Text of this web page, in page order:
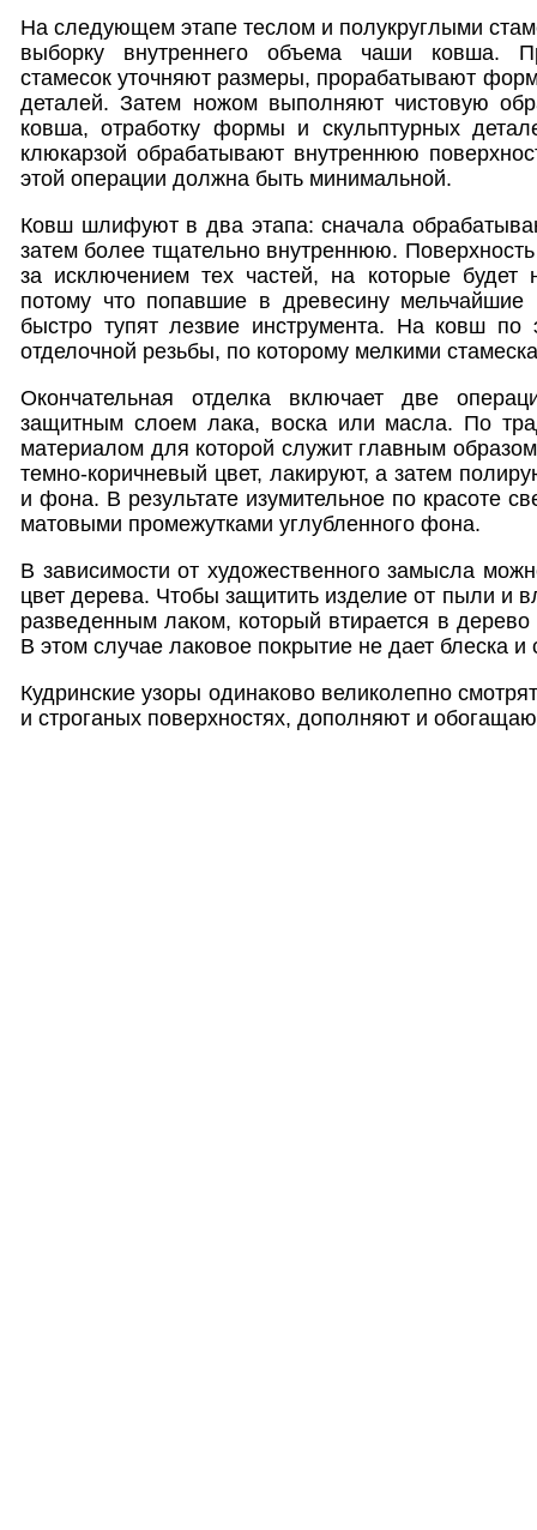
На следующем этапе теслом и полукруглыми
выборку внутреннего объема чаши ковша.
стамесок уточняют размеры, прорабатывают
деталей. Затем ножом выполняют чистовую
ковша, отработку формы и скульптурных
клюкарзой обрабатывают внутреннюю
этой операции должна быть минимальной.
Ковш шлифуют в два этапа: сначала
затем более тщательно внутреннюю.
за исключением тех частей, на которые будет
потому что попавшие в древесину мельчайшие
быстро тупят лезвие инструмента. На ковш по
отделочной резьбы, по которому мелкими
Окончательная отделка включает две
защитным слоем лака, воска или масла. По
материалом для которой служит главным
темно-коричневый цвет, лакируют, а затем
и фона. В результате изумительное по красоте
матовыми промежутками углубленного фона.
В зависимости от художественного замысла
цвет дерева. Чтобы защитить изделие от пыли и
разведенным лаком, который втирается в
В этом случае лаковое покрытие не дает блеска и
Кудринские узоры одинаково великолепно
и строганых поверхностях, дополняют и